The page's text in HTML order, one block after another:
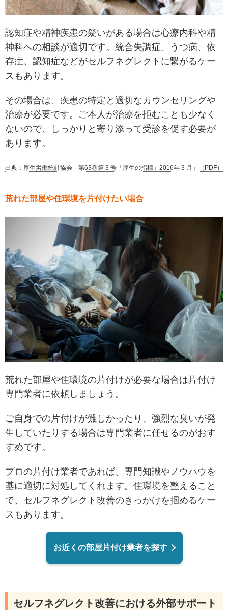
認知症や精神疾患の疑いがある場合は心療内科や精
神科への相談が適切です。統合失調症、うつ病、依
存症、認知症などがセルフネグレクトに繋がるケー
スもあります。
その場合は、疾患の特定と適切なカウンセリングや
治療が必要です。ご本人が治療を拒むことも少なく
ないので、しっかりと寄り添って受診を促す必要が
あります。
出典：厚生労働統計協会「第63巻第 3 号「厚生の指標」2016年 3 月」（PDF）
荒れた部屋や住環境を片付けたい場合
荒れた部屋や住環境の片付けが必要な場合は片付け
専門業者に依頼しましょう。
ご自身での片付けが難しかったり、強烈な臭いが発
生していたりする場合は専門業者に任せるのがおす
すめです。
プロの片付け業者であれば、専門知識やノウハウを
基に適切に対処してくれます。住環境を整えること
で、セルフネグレクト改善のきっかけを掴めるケー
スもあります。
お近くの部屋片付け業者を探す
セルフネグレクト改善における外部サポート